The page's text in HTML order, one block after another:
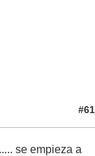
#61
se empieza a